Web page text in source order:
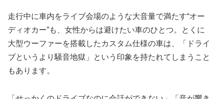
走行中に車内をライブ会場のような大音量で満たす“オー
ディオカー”も、女性からは避けたい車のひとつ。とくに
大型ウーファーを搭載したカスタム仕様の車は、「ドライ
ブというより騒音地獄」という印象を持たれてしまうこと
もあります。